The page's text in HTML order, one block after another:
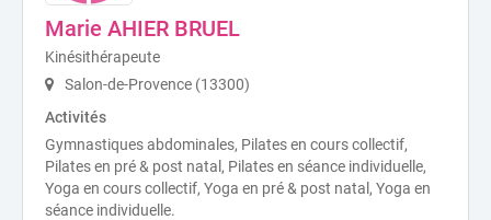
Marie AHIER BRUEL
Kinésithérapeute
Salon-de-Provence (13300)
Activités
Gymnastiques abdominales, Pilates en cours collectif,
Pilates en pré & post natal, Pilates en séance individuelle,
Yoga en cours collectif, Yoga en pré & post natal, Yoga en
séance individuelle.